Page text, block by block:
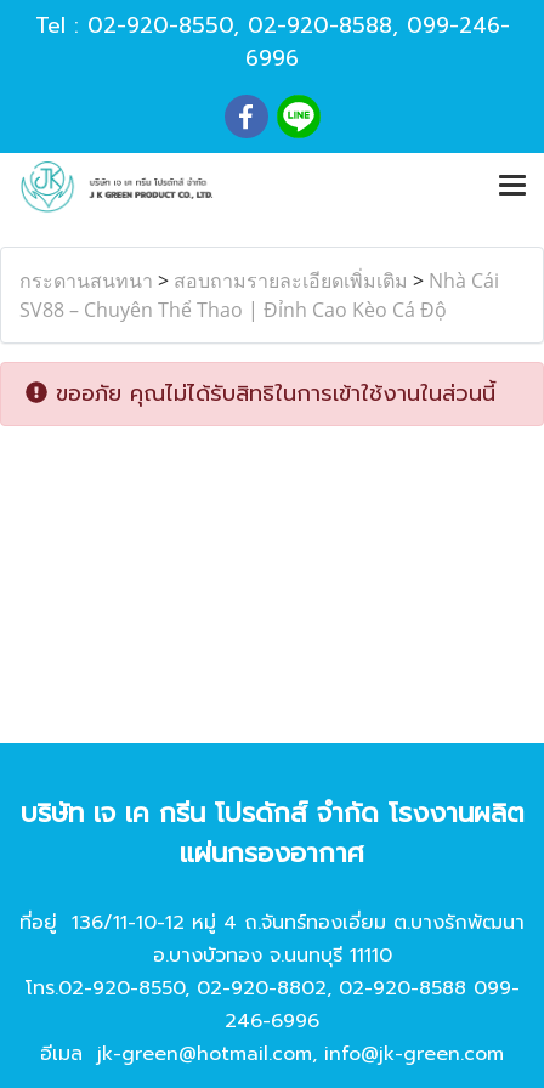
Tel : 02-920-8550, 02-920-8588, 099-246-
6996
กระดานสนทนา > สอบถามรายละเอียดเพิ่มเติม > Nhà Cái
SV88 – Chuyên Thể Thao | Đỉnh Cao Kèo Cá Độ
ขออภัย คุณไม่ได้รับสิทธิในการเข้าใช้งานในส่วนนี้
บริษัท เจ เค กรีน โปรดักส์ จํากัด โรงงานผลิต
แผ่นกรองอากาศ
ที่อยู่ 136/11-10-12 หมู่ 4 ถ.จันทร์ทองเอี่ยม ต.บางรักพัฒนา
อ.บางบัวทอง จ.นนทบุรี 11110
โทร.02-920-8550, 02-920-8802, 02-920-8588 099-
246-6996
อีเมล jk-green@hotmail.com, info@jk-green.com